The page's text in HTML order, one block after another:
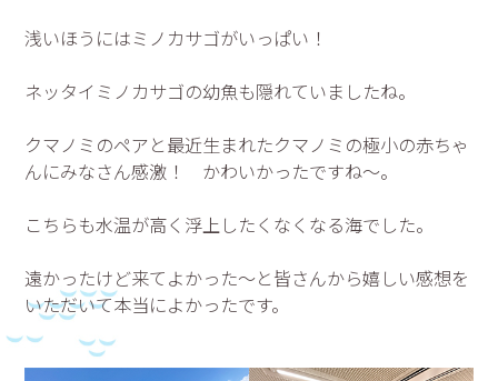
浅いほうにはミノカサゴがいっぱい！
ネッタイミノカサゴの幼魚も隠れていましたね。
クマノミのペアと最近生まれたクマノミの極小の赤ちゃ
んにみなさん感激！ かわいかったですね～。
こちらも水温が高く浮上したくなくなる海でした。
遠かったけど来てよかった～と皆さんから嬉しい感想を
いただいて本当によかったです。